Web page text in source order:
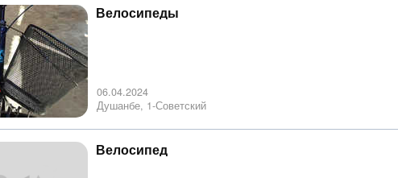
Велосипеды
06.04.2024
Душанбе, 1-Советский
Велосипед